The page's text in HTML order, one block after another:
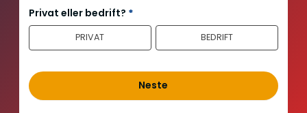
n
n
o
d
Privat eller bedrift? *
PRIVAT BEDRIFT
Neste